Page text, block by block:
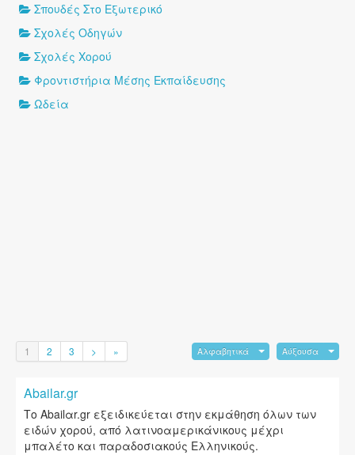
Σπουδές Στο Εξωτερικό
Σχολές Οδηγών
Σχολές Χορού
Φροντιστήρια Μέσης Εκπαίδευσης
Ωδεία
Αλφαβητικά Αύξουσα
1 2 3 > »
Abailar.gr
Το Αbailαr.gr εξειδικεύεται στην εκμάθηση όλων των
ειδών χορού, από λατινοαμερικάνικους μέχρι
μπαλέτο και παραδοσιακούς Ελληνικούς.